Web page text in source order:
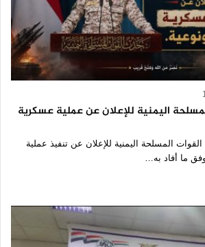
اليمنية للإعلان عن عملية عسكرية
المسلحة اليمنية للإعلان عن تنفيذ عملية
ما أفاد به…